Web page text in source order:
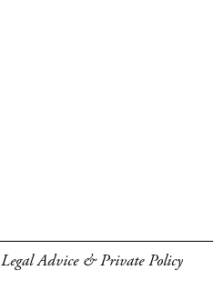
Legal Advice & Private Policy